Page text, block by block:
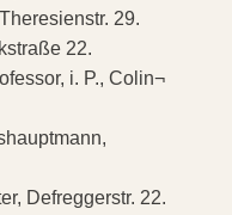
29.
22.
i. P., Colin¬
Defreggerstr. 22.